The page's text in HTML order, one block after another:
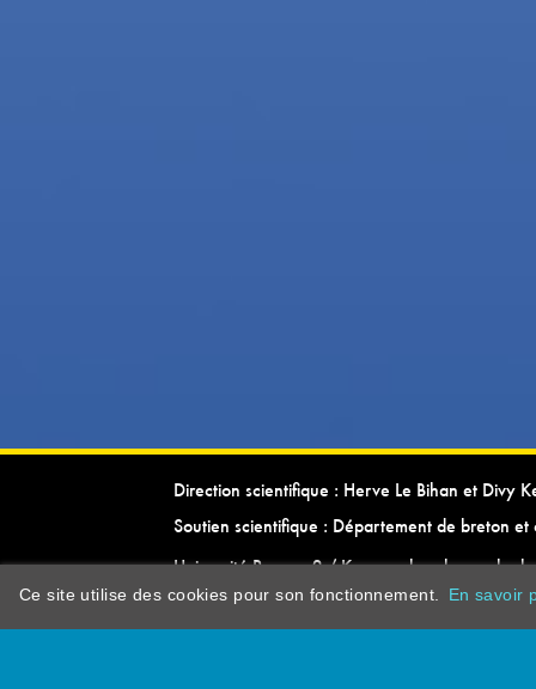
Direction scientifique : Herve Le Bihan et Divy
Soutien scientifique : Département de breton et
Université Rennes 2 / Kevrenn brezhoneg ha
Ce site utilise des cookies pour son fonctionnement. En savoir